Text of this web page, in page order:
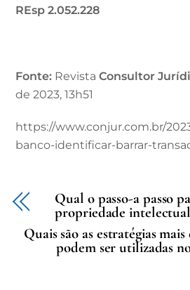
REsp 2.052.228
Fonte: RevistaConsultor
de 2023, 13h51
https://www.conjur.com.br/
banco-identificar-barrar-
Qual o passo-a passo
propriedade
Quais são as estratégias mais
podem ser utilizadas